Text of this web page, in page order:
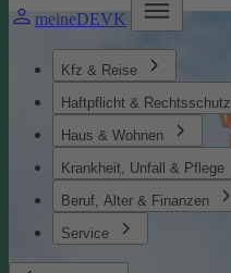
meineDEVK
Kfz & Reise
Haftpflicht & Rechtsschutz
Haus & Wohnen
Krankheit, Unfall & Pflege
Beruf, Alter & Finanzen
Service